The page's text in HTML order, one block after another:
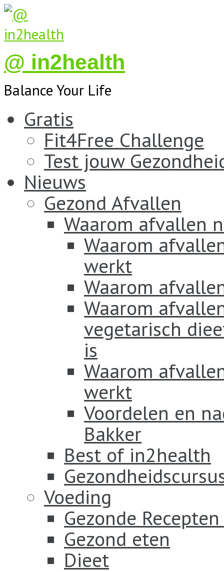
@ in2health
Balance Your Life
Gratis
Fit4Free Challenge
Test jouw
Nieuws
Gezond Afvallen
Waarom afvallen
Waarom
werkt
Waarom
Waarom
vegetarisch
is
Waarom
werkt
Voordelen en
Bakker
Best of in2health
Voeding
Gezonde
Gezond eten
Dieet